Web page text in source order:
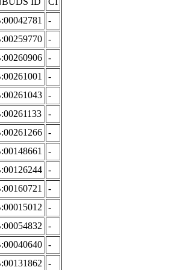
-
-
-
-
-
-
-
-
-
-
-
-
-
-